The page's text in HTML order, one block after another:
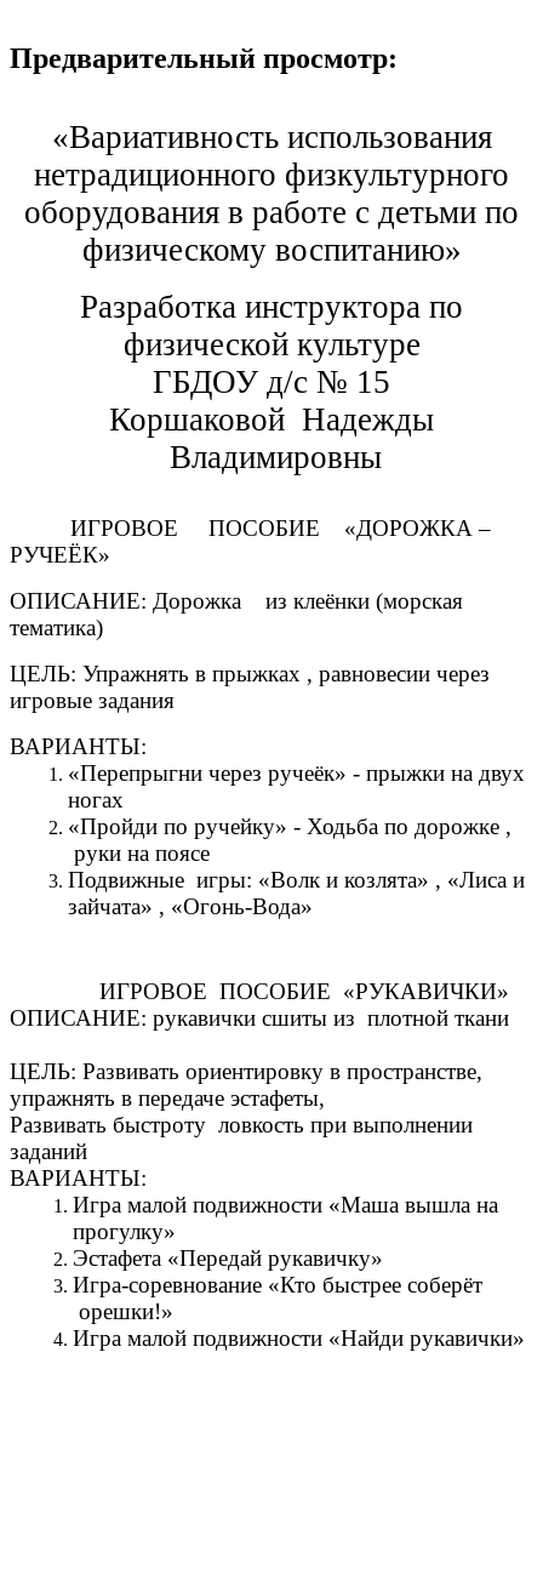
Предварительный просмотр:
«Вариативность использования
нетрадиционного физкультурного
оборудования в работе с детьми по
физическому воспитанию»
Разработка инструктора по
физической культуре
ГБДОУ д/с № 15
Коршаковой Надежды
Владимировны
ИГРОВОЕ ПОСОБИЕ «ДОРОЖКА –
РУЧЕЁК»
ОПИСАНИЕ: Дорожка из клеёнки (морская
тематика)
ЦЕЛЬ: Упражнять в прыжках , равновесии через
игровые задания
ВАРИАНТЫ:
«Перепрыгни через ручеёк» - прыжки на двух
ногах
«Пройди по ручейку» - Ходьба по дорожке ,
руки на поясе
Подвижные игры: «Волк и козлята» , «Лиса и
зайчата» , «Огонь-Вода»
ИГРОВОЕ ПОСОБИЕ «РУКАВИЧКИ»
ОПИСАНИЕ: рукавички сшиты из плотной ткани
ЦЕЛЬ: Развивать ориентировку в пространстве,
упражнять в передаче эстафеты,
Развивать быстроту ловкость при выполнении
заданий
ВАРИАНТЫ:
Игра малой подвижности «Маша вышла на
прогулку»
Эстафета «Передай рукавичку»
Игра-соревнование «Кто быстрее соберёт
орешки!»
Игра малой подвижности «Найди рукавички»